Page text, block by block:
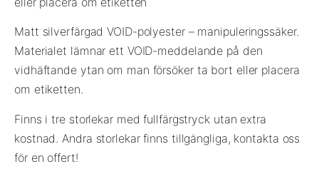
Matt silverfärgad VOID-polyester – manipuleringssäker.
Materialet lämnar ett VOID-meddelande på den
vidhäftande ytan om man försöker ta bort eller placera
om etiketten.
Finns i tre storlekar med fullfärgstryck utan extra
kostnad. Andra storlekar finns tillgängliga, kontakta oss
för en offert!